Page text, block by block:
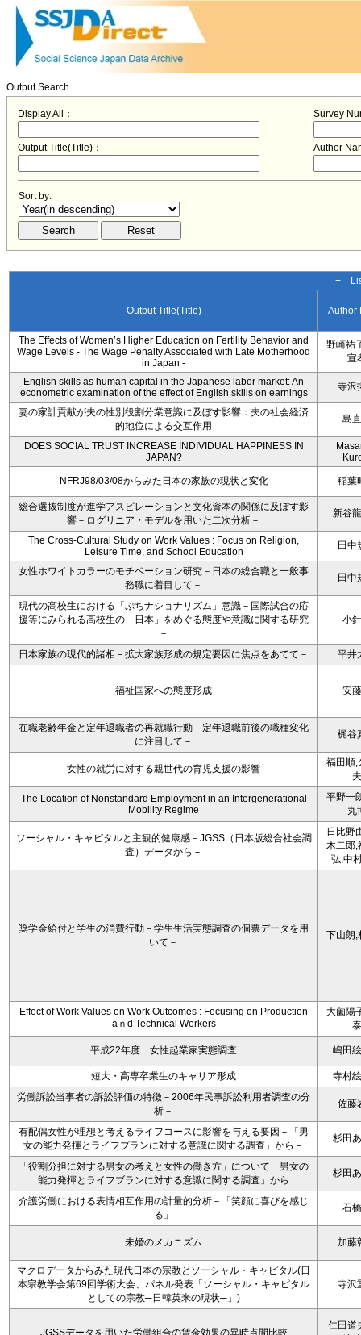
Output Search
Display All： Survey
Output Title(Title)： Author
Sort by:
−
Output Title(Title) Author
The Effects of Women’s Higher Education on Fertility Behavior and
Wage Levels - The Wage Penalty Associated with Late Motherhood
in Japan -
野崎祐
宣
English skills as human capital in the Japanese labor market: An
econometric examination of the effect of English skills on earnings
寺沢
妻の家計貢献が夫の性別役割分業意識に及ぼす影響：夫の社会経済
的地位による交互作用
島
DOES SOCIAL TRUST INCREASE INDIVIDUAL HAPPINESS IN
JAPAN?
NFRJ98/03/08からみた日本の家族の現状と変化 稲葉
総合選抜制度が進学アスピレーションと文化資本の関係に及ぼす影
響－ログリニア・モデルを用いた二次分析－
新谷
The Cross-Cultural Study on Work Values : Focus on Religion,
Leisure Time, and School Education
田中
女性ホワイトカラーのモチベーション研究－日本の総合職と一般事
務職に着目して－
田中
現代の高校生における「ぷちナショナリズム」意識－国際試合の応
援等にみられる高校生の「日本」をめぐる態度や意識に関する研究
－
小
日本家族の現代的諸相－拡大家族形成の規定要因に焦点をあてて－ 平井
福祉国家への態度形成 安
在職老齢年金と定年退職者の再就職行動－定年退職前後の職種変化
に注目して－
梶谷
女性の就労に対する親世代の育児支援の影響
福田順,
夫
The Location of Nonstandard Employment in an Intergenerational
Mobility Regime
平野一
丸
ソーシャル・キャピタルと主観的健康感－JGSS（日本版総合社会調
査）データから－
日比野
木二郎,
弘,中
奨学金給付と学生の消費行動－学生生活実態調査の個票データを用
いて－
下山朗,
Effect of Work Values on Work Outcomes : Focusing on Production
aｎd Technical Workers
大薗陽
泰
平成22年度 女性起業家実態調査 嶋田
短大・高専卒業生のキャリア形成
寺村
労働訴訟当事者の訴訟評価の特徴－2006年民事訴訟利用者調査の分
析－
佐藤
有配偶女性が理想と考えるライフコースに影響を与える要因－「男
女の能力発揮とライフプランに対する意識に関する調査」から－
杉田
「役割分担に対する男女の考えと女性の働き方」について「男女の
能力発揮とライフブランに対する意識に関する調査」から
杉田
介護労働における表情相互作用の計量的分析－「笑顔に喜びを感じ
る」
石
未婚のメカニズム 加藤
マクロデータからみた現代日本の宗教とソーシャル・キャピタル(日
本宗教学会第69回学術大会、パネル発表「ソーシャル・キャピタル
としての宗教─日韓英米の現状─」)
寺沢
JGSSデータを用いた労働組合の賃金効果の異時点間比較
仁田道